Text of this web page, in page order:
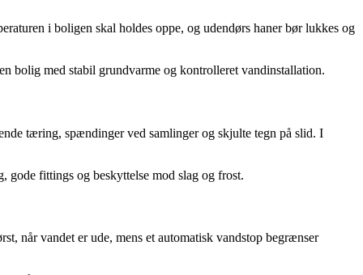
i boligen skal holdes oppe, og udendørs haner bør lukkes og
bolig med stabil grundvarme og kontrolleret vandinstallation.
tæring, spændinger ved samlinger og skjulte tegn på slid. I
fittings og beskyttelse mod slag og frost.
når vandet er ude, mens et automatisk vandstop begrænser